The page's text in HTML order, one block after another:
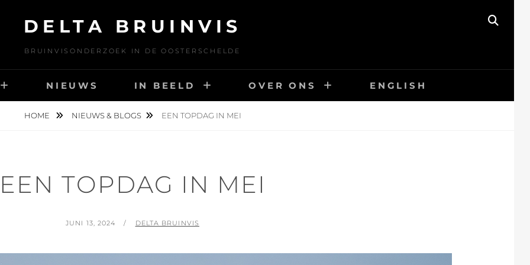
DELTA BRUINVIS
BRUINVISONDERZOEK IN DE OOSTERSCHELDE
NIEUWS IN BEELD OVER ONS ENGLISH
HOME NIEUWS & BLOGS EEN TOPDAG IN MEI
EEN TOPDAG IN MEI
GEPLAATST
JUNI 13, 2024 BY
DELTA BRUINVIS